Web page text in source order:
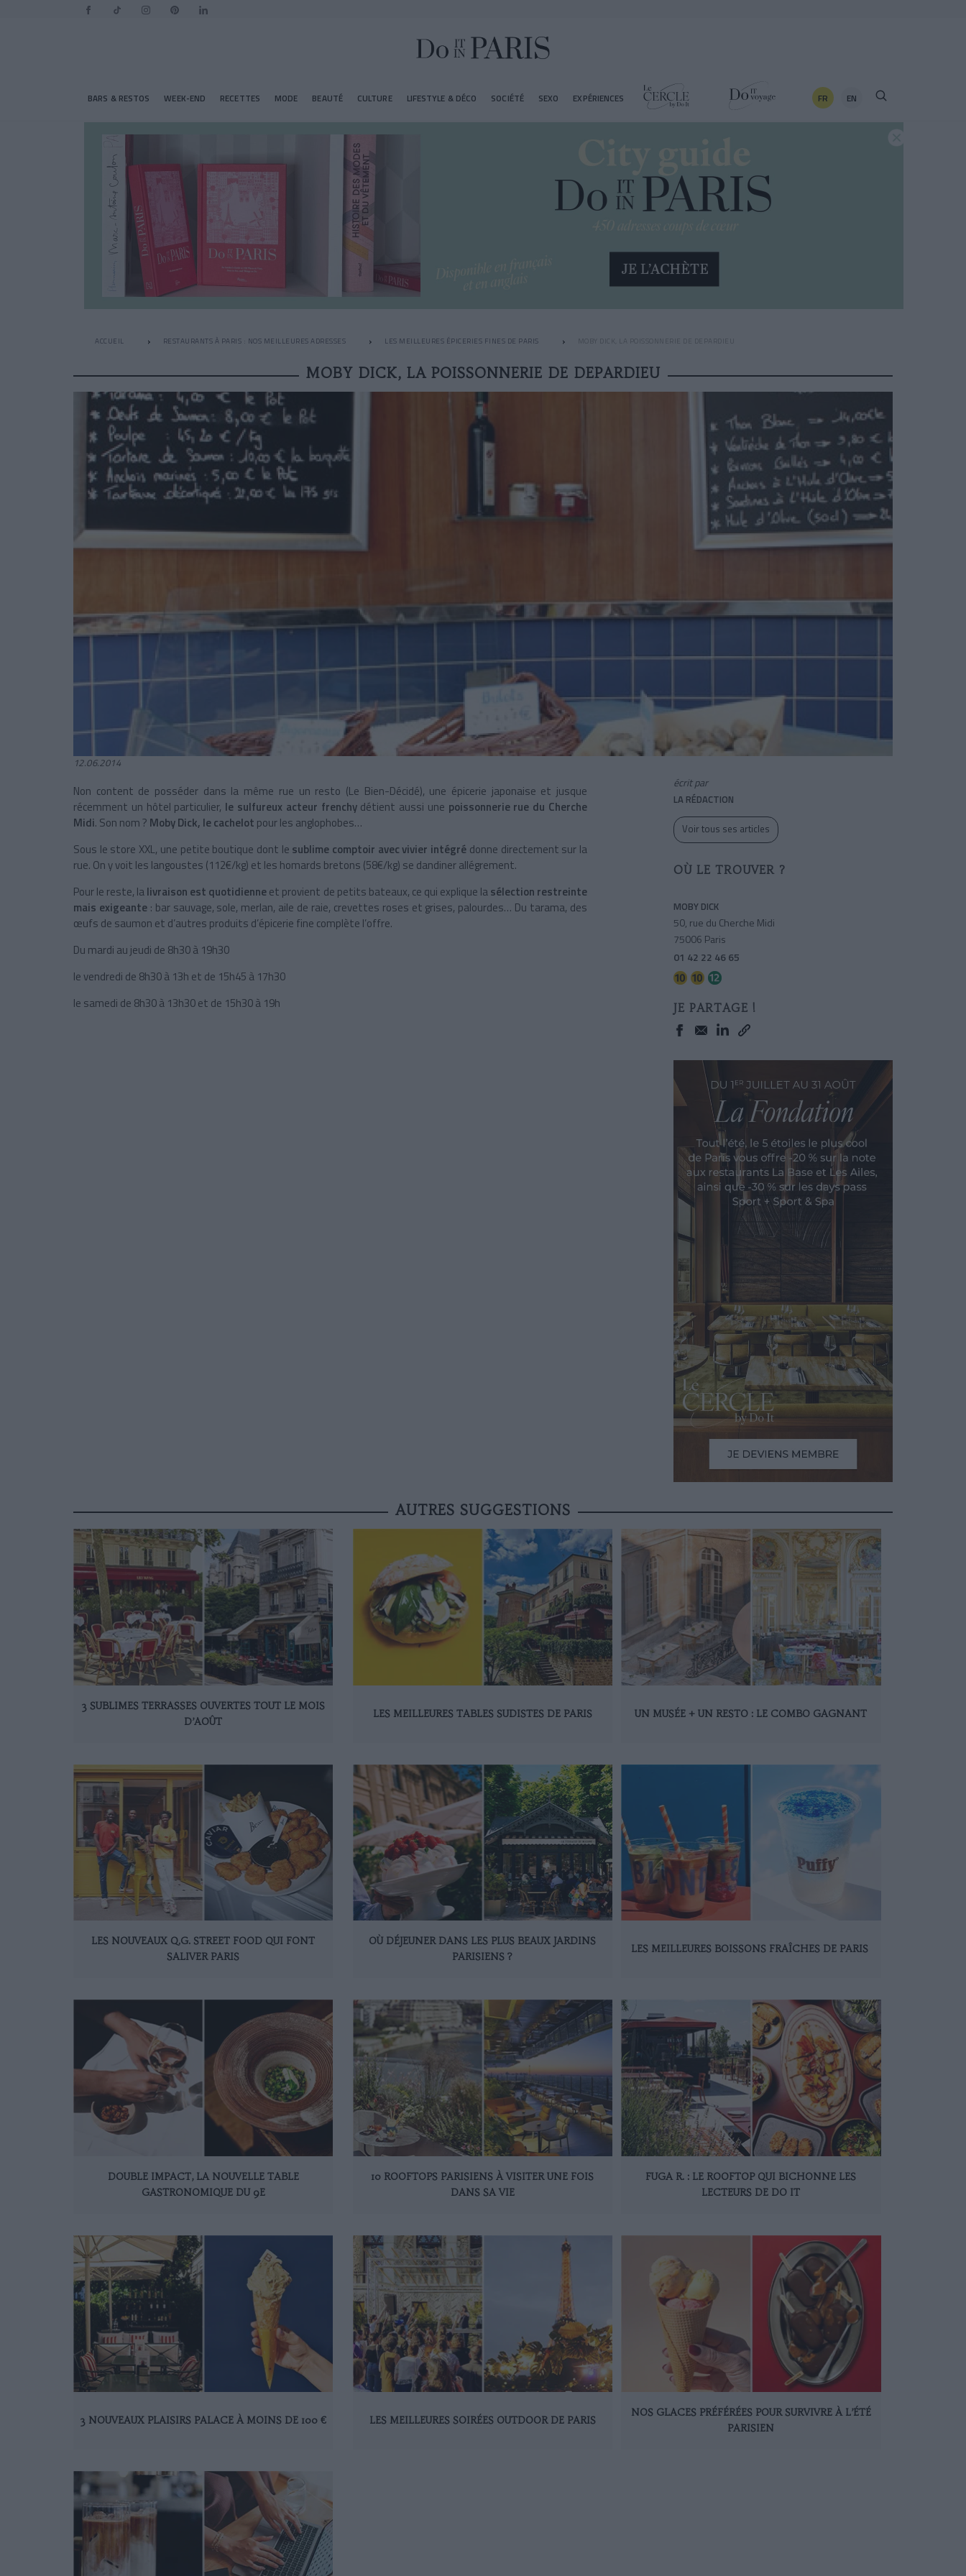
BARS & RESTOS WEEK-END RECETTES MODE BEAUTÉ CULTURE LIFESTYLE & DÉCO SOCIÉTÉ SEXO EXPÉRIENCES FR EN
ACCUEIL RESTAURANTS À PARIS : NOS MEILLEURES ADRESSES LES MEILLEURES ÉPICERIES FINES DE PARIS MOBY DICK, LA POISSONNERIE DE DEPARDIEU
MOBY DICK, LA POISSONNERIE DE DEPARDIEU
12.06.2014
Non content de posséder dans la même rue un resto (Le Bien-Décidé), une épicerie japonaise et jusque
récemment un hôtel particulier, le sulfureux acteur frenchydétient aussi une poissonnerie rue du Cherche
Midi. Son nom ? Moby Dick, le cachelot pour les anglophobes…
Sous le store XXL, une petite boutique dont le sublime comptoir avec vivier intégré donne directement sur la
rue. On y voit les langoustes (112€/kg) et les homards bretons (58€/kg) se dandiner allégrement.
Pour le reste, lalivraison est quotidienneet provient de petits bateaux, ce qui explique lasélection restreinte
mais exigeante: bar sauvage, sole, merlan, aile de raie, crevettes roses et grises, palourdes… Du tarama, des
œufs de saumon et d’autres produits d’épicerie fine complète l’offre.
Du mardi au jeudi de 8h30 à 19h30
le vendredi de 8h30 à 13h et de 15h45 à 17h30
le samedi de 8h30 à 13h30 et de 15h30 à 19h
écrit par
LA RÉDACTION
Voir tous ses articles
OÙ LE TROUVER ?
MOBY DICK
50, rue du Cherche Midi
75006 Paris
01 42 22 46 65
JE PARTAGE !
AUTRES SUGGESTIONS
3 SUBLIMES TERRASSES OUVERTES TOUT LE MOIS
D’AOÛT
LES MEILLEURES TABLES SUDISTES DE PARIS UN MUSÉE + UN RESTO : LE COMBO GAGNANT
LES NOUVEAUX Q.G. STREET FOOD QUI FONT
SALIVER PARIS
OÙ DÉJEUNER DANS LES PLUS BEAUX JARDINS
PARISIENS ?
LES MEILLEURES BOISSONS FRAÎCHES DE PARIS
DOUBLE IMPACT, LA NOUVELLE TABLE
GASTRONOMIQUE DU 9E
10 ROOFTOPS PARISIENS À VISITER UNE FOIS
DANS SA VIE
FUGA R. : LE ROOFTOP QUI BICHONNE LES
LECTEURS DE DO IT
3 NOUVEAUX PLAISIRS PALACE À MOINS DE 100 € LES MEILLEURES SOIRÉES OUTDOOR DE PARIS
NOS GLACES PRÉFÉRÉES POUR SURVIVRE À L’ÉTÉ
PARISIEN